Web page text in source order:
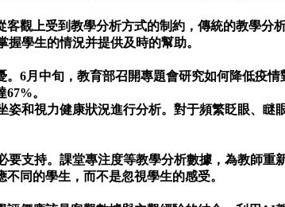
觀上受到教學分析方式的制約，傳統的教學分
學生的情況并提供及時的幫助。
6月中旬，教育部召開專題會研究如何降低疫
。
和視力健康狀況進行分析。對于頻繁眨眼、瞇
支持。課堂專注度等教學分析數據，為教師重
同的學生，而不是忽視學生的感受。